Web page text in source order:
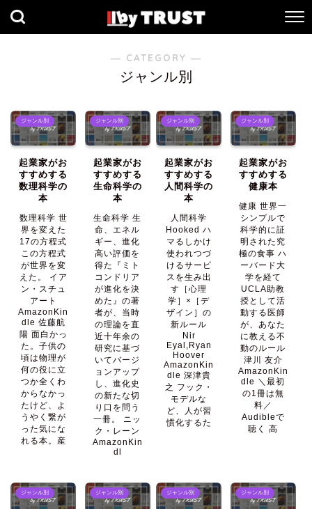
― CATEGORY ―
ジャンル別
ジャンル別
起業家がお
すすめする
数理科学の
本
数理科学 世
界を変えた
17の方程式
この方程式
が世界を変
えた。 イア
ン・スチュ
アート
AmazonKin
dle 佐藤航
陽 面白かっ
た。子供の
頃は物理が
何の役に立
つか全くわ
からなかっ
たけど、よ
うやく繋が
った気にな
れる本。産
ジャンル別
起業家がお
すすめする
生命科学の
本
生命科学 生
命、エネル
ギー、進化
高い評価を
得た『ミト
コンドリア
が進化を決
めた』の著
者が、当時
の理論を直
近十年余の
研究に基づ
いてバージ
ョンアップ
し、進化史
の新たな切
り口を問う
一冊。 ニッ
ク・レーン
AmazonKin
dl
ジャンル別
起業家がお
すすめする
人間科学の
本
人間科学
Hooked ハ
マるしかけ
使われつづ
けるサービ
スを生み出
す［心理
学］×［デ
ザイン］の
新ルール
Nir
Eyal,Ryan
Hoover
AmazonKin
dle 深津貴
之 フック・
モデルな
ど、人が習
慣化するた
ジャンル別
起業家がお
すすめする
健康本
健康 世界一
シンプルで
科学的に証
明された究
極の食事 ハ
ーバード大
学を経て
UCLA助教
授として活
動する医師
が、あなた
に教える不
動のルール
津川 友介
AmazonKin
dle ＼最初
の1冊は無
料／
Audibleで
聴く 高
ジャンル別 ジャンル別 ジャンル別 ジャンル別